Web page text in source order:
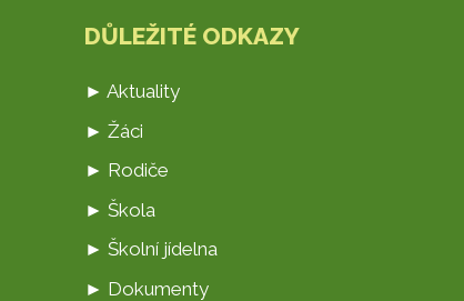
DŮLEŽITÉ ODKAZY
► Aktuality
► Žáci
► Rodiče
► Škola
► Školní jídelna
► Dokumenty